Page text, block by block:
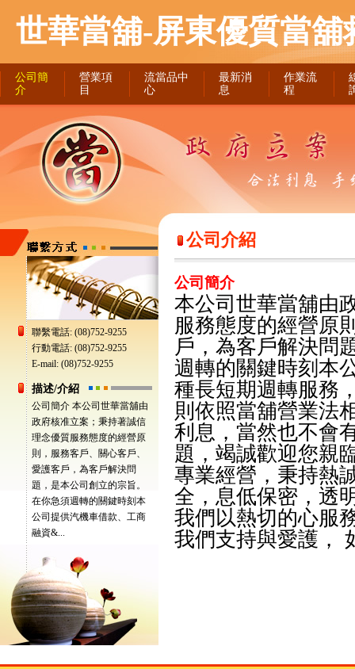
世華當舖-屏東優質當
公司簡
介
營業項
目
流當品中
心
最新消
息
作業流
程
聯繫電話: (08)752-9255
行動電話: (08)752-9255
E-mail: (08)752-9255
描述/介紹
公司簡介 本公司世華當舖由
政府核准立案；秉持著誠信
理念優質服務態度的經營原
則，服務客戶、關心客戶、
愛護客戶，為客戶解決問
題，是本公司創立的宗旨。
在你急須週轉的關鍵時刻本
公司提供汽機車借款、工商
融資&...
公司介紹
公司簡介
本公司世華當舖由
服務態度的經營原
戶，為客戶解決問
週轉的關鍵時刻本
種長短期週轉服務
則依照當舖營業法
利息，當然也不會
題，竭誠歡迎您親
專業經營，秉持熱
全，息低保密，透
我們以熱切的心服
我們支持與愛護，